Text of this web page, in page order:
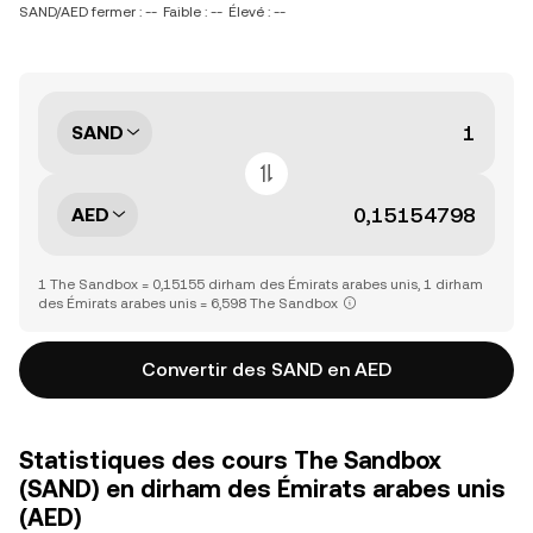
SAND/AED fermer : -- Faible : -- Élevé : --
SAND
AED
1 The Sandbox = 0,15155 dirham des Émirats arabes unis, 1 dirham
des Émirats arabes unis = 6,598 The Sandbox
Convertir des SAND en AED
Statistiques des cours The Sandbox
(SAND) en dirham des Émirats arabes unis
(AED)